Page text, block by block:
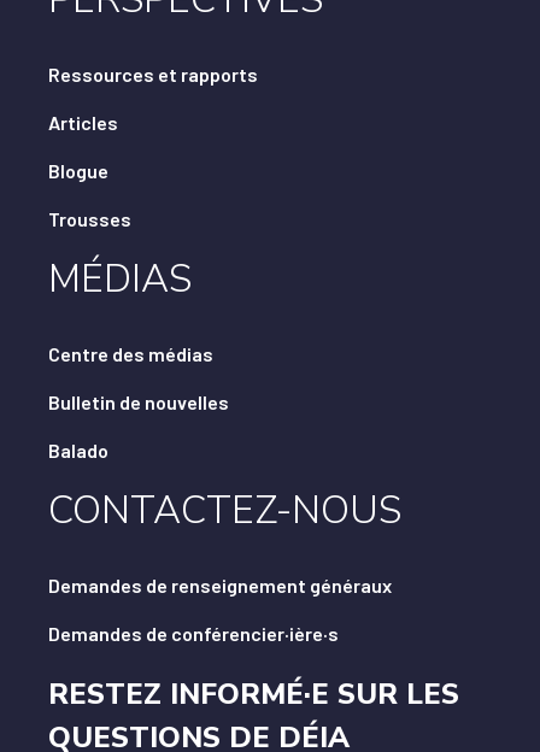
Ressources et rapports
Articles
Blogue
Trousses
MÉDIAS
Centre des médias
Bulletin de nouvelles
Balado
CONTACTEZ-NOUS
Demandes de renseignement généraux
Demandes de conférencier·ière·s
RESTEZ INFORMÉ·E SUR LES
QUESTIONS DE DÉIA